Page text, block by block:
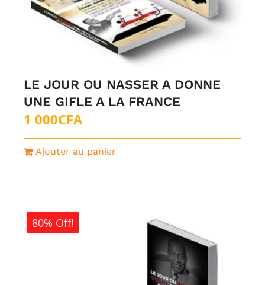
LE JOUR OU NASSER A DONNE
UNE GIFLE A LA FRANCE
1 000CFA
Ajouter au panier
80% Off!